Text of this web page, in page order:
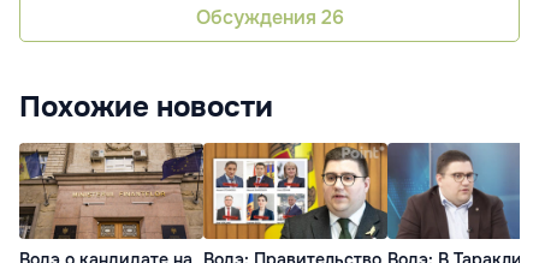
Обсуждения 26
Похожие новости